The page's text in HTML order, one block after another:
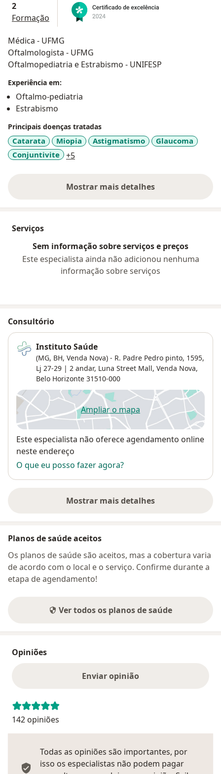
2
Formação
Médica - UFMG
Oftalmologista - UFMG
Oftalmopediatria e Estrabismo - UNIFESP
Experiência em:
Oftalmo-pediatria
Estrabismo
Principais doenças tratadas
Catarata Miopia Astigmatismo
Glaucoma
Conjuntivite
+5a11y_sr_more_diseases
Mostrar mais detalhes
sobre a experiência
Serviços
Sem informação sobre serviços e preços
Este especialista ainda não adicionou nenhuma
informação sobre serviços
Consultório
Instituto Saúde
(MG, BH, Venda Nova) - R. Padre Pedro pinto, 1595,
Lj 27-29 | 2 andar, Luna Street Mall, Venda Nova,
Belo Horizonte 31510-000
Ampliar o mapaabre num novo separador
Disponibilidade
Este especialista não oferece agendamento online
neste endereço
O que eu posso fazer agora?
Mostrar mais detalhes
sobre o endereço
Planos de saúde aceitos
Os planos de saúde são aceitos, mas a cobertura varia
de acordo com o local e o serviço. Confirme durante a
etapa de agendamento!
Ver todos os planos de saúde
Opiniões
Enviar opinião
142 opiniões
Todas as opiniões são importantes, por
isso os especialistas não podem pagar